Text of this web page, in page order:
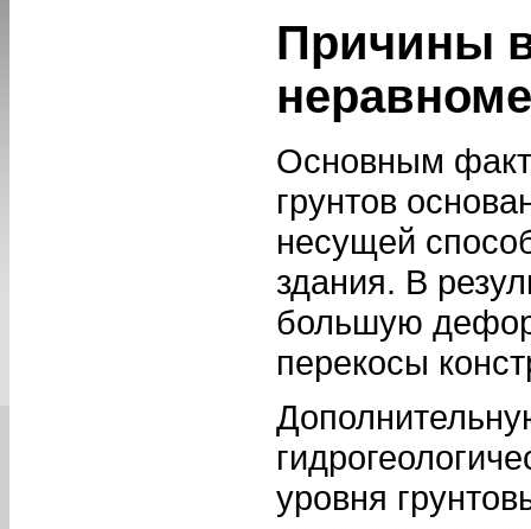
Причины
Основным
грунтов
несущей
здания. В
большую
перекосы
уровня